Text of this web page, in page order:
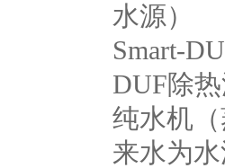
水源）
Smart-
DUF除
纯水机
来水为